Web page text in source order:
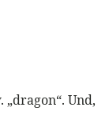
Und,